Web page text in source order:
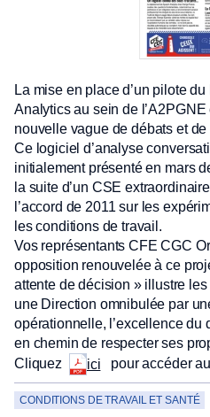
La mise en place d’un pilote
Analytics au sein de l’A2PGNE
nouvelle vague de débats et
Ce logiciel d’analyse
initialement présenté en mars
la suite d’un CSE
l’accord de 2011 sur les
les conditions de travail.
Vos représentants CFE CGC
opposition renouvelée à ce
attente de décision » illustre
une Direction omnibulée par
opérationnelle, l’excellence du
en chemin de respecter ses
Cliquez
ici pour accéder
CONDITIONS DE TRAVAIL ET SANTÉ